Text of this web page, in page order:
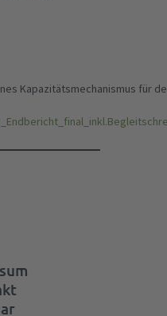
Kapazitätsmechanismus für